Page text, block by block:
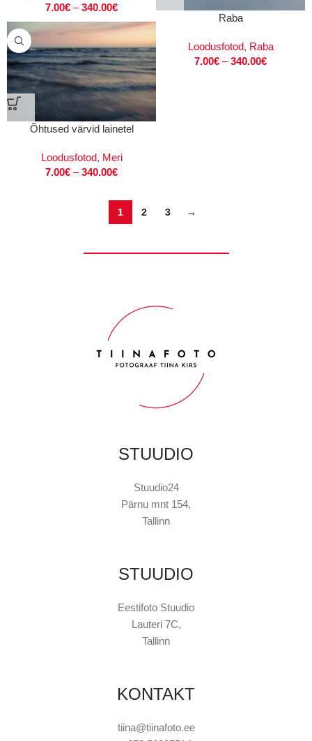
7.00€ – 340.00€
Raba
Loodusfotod, Raba
7.00€ – 340.00€
Õhtused värvid lainetel
Loodusfotod, Meri
7.00€ – 340.00€
1 2 3 →
STUUDIO
Stuudio24
Pärnu mnt 154,
Tallinn
STUUDIO
Eestifoto Stuudio
Lauteri 7C,
Tallinn
KONTAKT
tiina@tiinafoto.ee